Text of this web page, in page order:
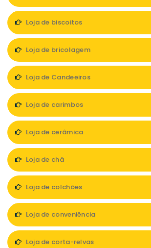
Loja de biscoitos
Loja de bricolagem
Loja de Candeeiros
Loja de carimbos
Loja de cerâmica
Loja de chá
Loja de colchões
Loja de conveniência
Loja de corta-relvas